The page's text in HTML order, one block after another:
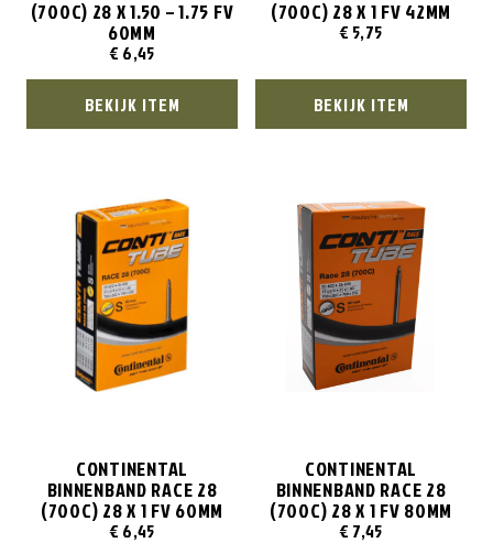
(700C) 28 X 1.50 – 1.75 FV
60MM
€ 6,45
BEKIJK ITEM
(700C) 28 X 1 FV 42MM
€ 5,75
BEKIJK ITEM
CONTINENTAL
BINNENBAND RACE 28
(700C) 28 X 1 FV 60MM
€ 6,45
CONTINENTAL
BINNENBAND RACE 28
(700C) 28 X 1 FV 80MM
€ 7,45